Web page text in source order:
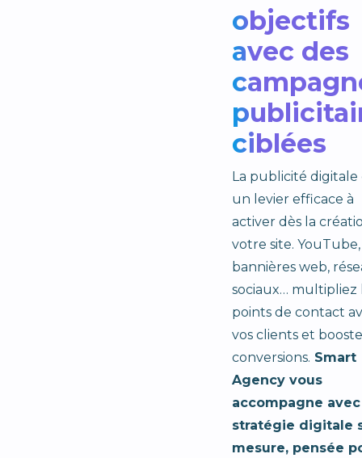
objectifs
avec des
ciblées
La publicité digitale
un levier efficace à
activer dès la
votre site. YouTube,
bannières web,
sociaux… multipliez
points de contact
vos clients et
conversions. Smart
Agency vous
accompagne
stratégie digitale
mesure, pensée